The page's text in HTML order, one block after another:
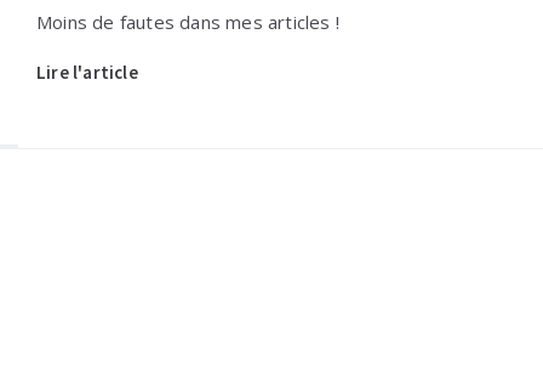
Moins de fautes dans mes articles !
Lire l'article